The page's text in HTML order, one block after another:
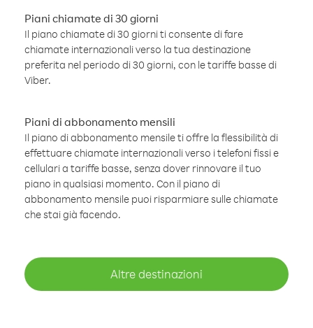
Piani chiamate di 30 giorni
Il piano chiamate di 30 giorni ti consente di fare
chiamate internazionali verso la tua destinazione
preferita nel periodo di 30 giorni, con le tariffe basse di
Viber.
Piani di abbonamento mensili
Il piano di abbonamento mensile ti offre la flessibilità di
effettuare chiamate internazionali verso i telefoni fissi e
cellulari a tariffe basse, senza dover rinnovare il tuo
piano in qualsiasi momento. Con il piano di
abbonamento mensile puoi risparmiare sulle chiamate
che stai già facendo.
Altre destinazioni